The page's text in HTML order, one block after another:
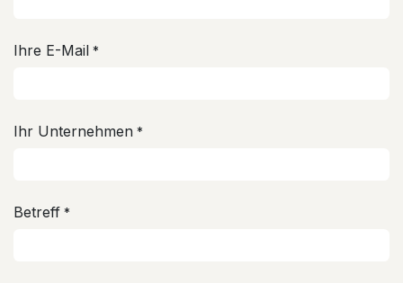
Ihre E-Mail *
Ihr Unternehmen *
Betreff *